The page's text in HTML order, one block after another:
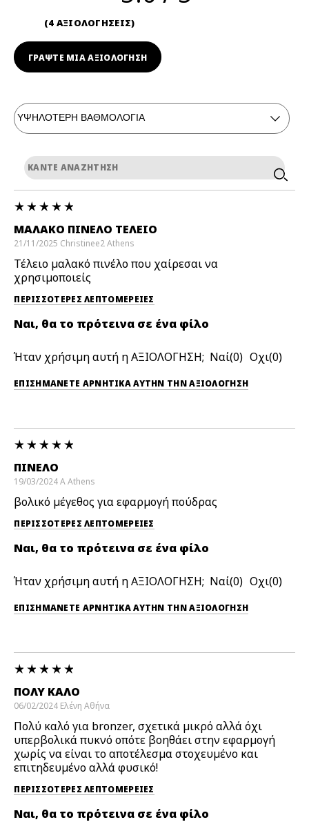
4 ΑΞΙΟΛΟΓΗΣΕΙΣ
ΓΡΆΨΤΕ ΜΙΑ ΑΞΙΟΛΟΓΗΣΗ
ΜΑΛΑΚΌ ΠΙΝΈΛΟ ΤΈΛΕΙΟ
21/11/2025 Christinee2Athens
Τέλειο μαλακό πινέλο που χαίρεσαι να
χρησιμοποιείς
ΠΕΡΙΣΣΌΤΕΡΕΣ ΛΕΠΤΟΜΈΡΕΙΕΣ
Ναι, θα το πρότεινα σε ένα φίλο
Ήταν χρήσιμη αυτή η ΑΞΙΟΛΟΓΗΣΗ; 0 0
ΕΠΙΣΗΜΆΝΕΤΕ ΑΡΝΗΤΙΚΆ ΑΥΤΉΝ ΤΗΝ ΑΞΙΟΛΟΓΗΣΗ
ΠΙΝΈΛΟ
19/03/2024AAthens
βολικό μέγεθος για εφαρμογή πούδρας
ΠΕΡΙΣΣΌΤΕΡΕΣ ΛΕΠΤΟΜΈΡΕΙΕΣ
Ναι, θα το πρότεινα σε ένα φίλο
Ήταν χρήσιμη αυτή η ΑΞΙΟΛΟΓΗΣΗ; 0 0
ΕΠΙΣΗΜΆΝΕΤΕ ΑΡΝΗΤΙΚΆ ΑΥΤΉΝ ΤΗΝ ΑΞΙΟΛΟΓΗΣΗ
ΠΟΛΎ ΚΑΛΌ
06/02/2024 Ελένη Αθήνα
Πολύ καλό για bronzer, σχετικά μικρό αλλά όχι
υπερβολικά πυκνό οπότε βοηθάει στην εφαρμογή
χωρίς να είναι το αποτέλεσμα στοχευμένο και
επιτηδευμένο αλλά φυσικό!
ΠΕΡΙΣΣΌΤΕΡΕΣ ΛΕΠΤΟΜΈΡΕΙΕΣ
Ναι, θα το πρότεινα σε ένα φίλο